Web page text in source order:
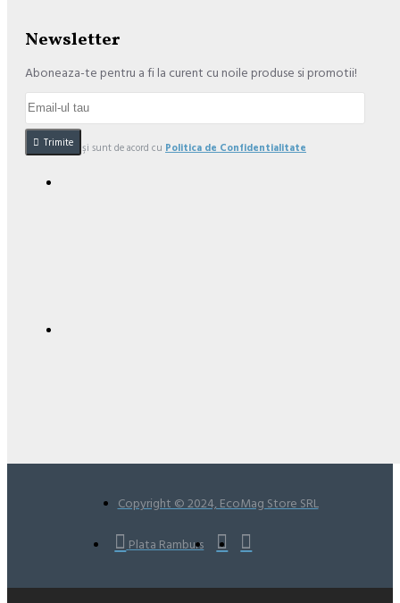
Newsletter
Aboneaza-te pentru a fi la curent cu noile produse si promotii!
Trimite
Am citit şi sunt de acord cu Politica de Confidentialitate
Copyright © 2024, EcoMag Store SRL
Plata Ramburs